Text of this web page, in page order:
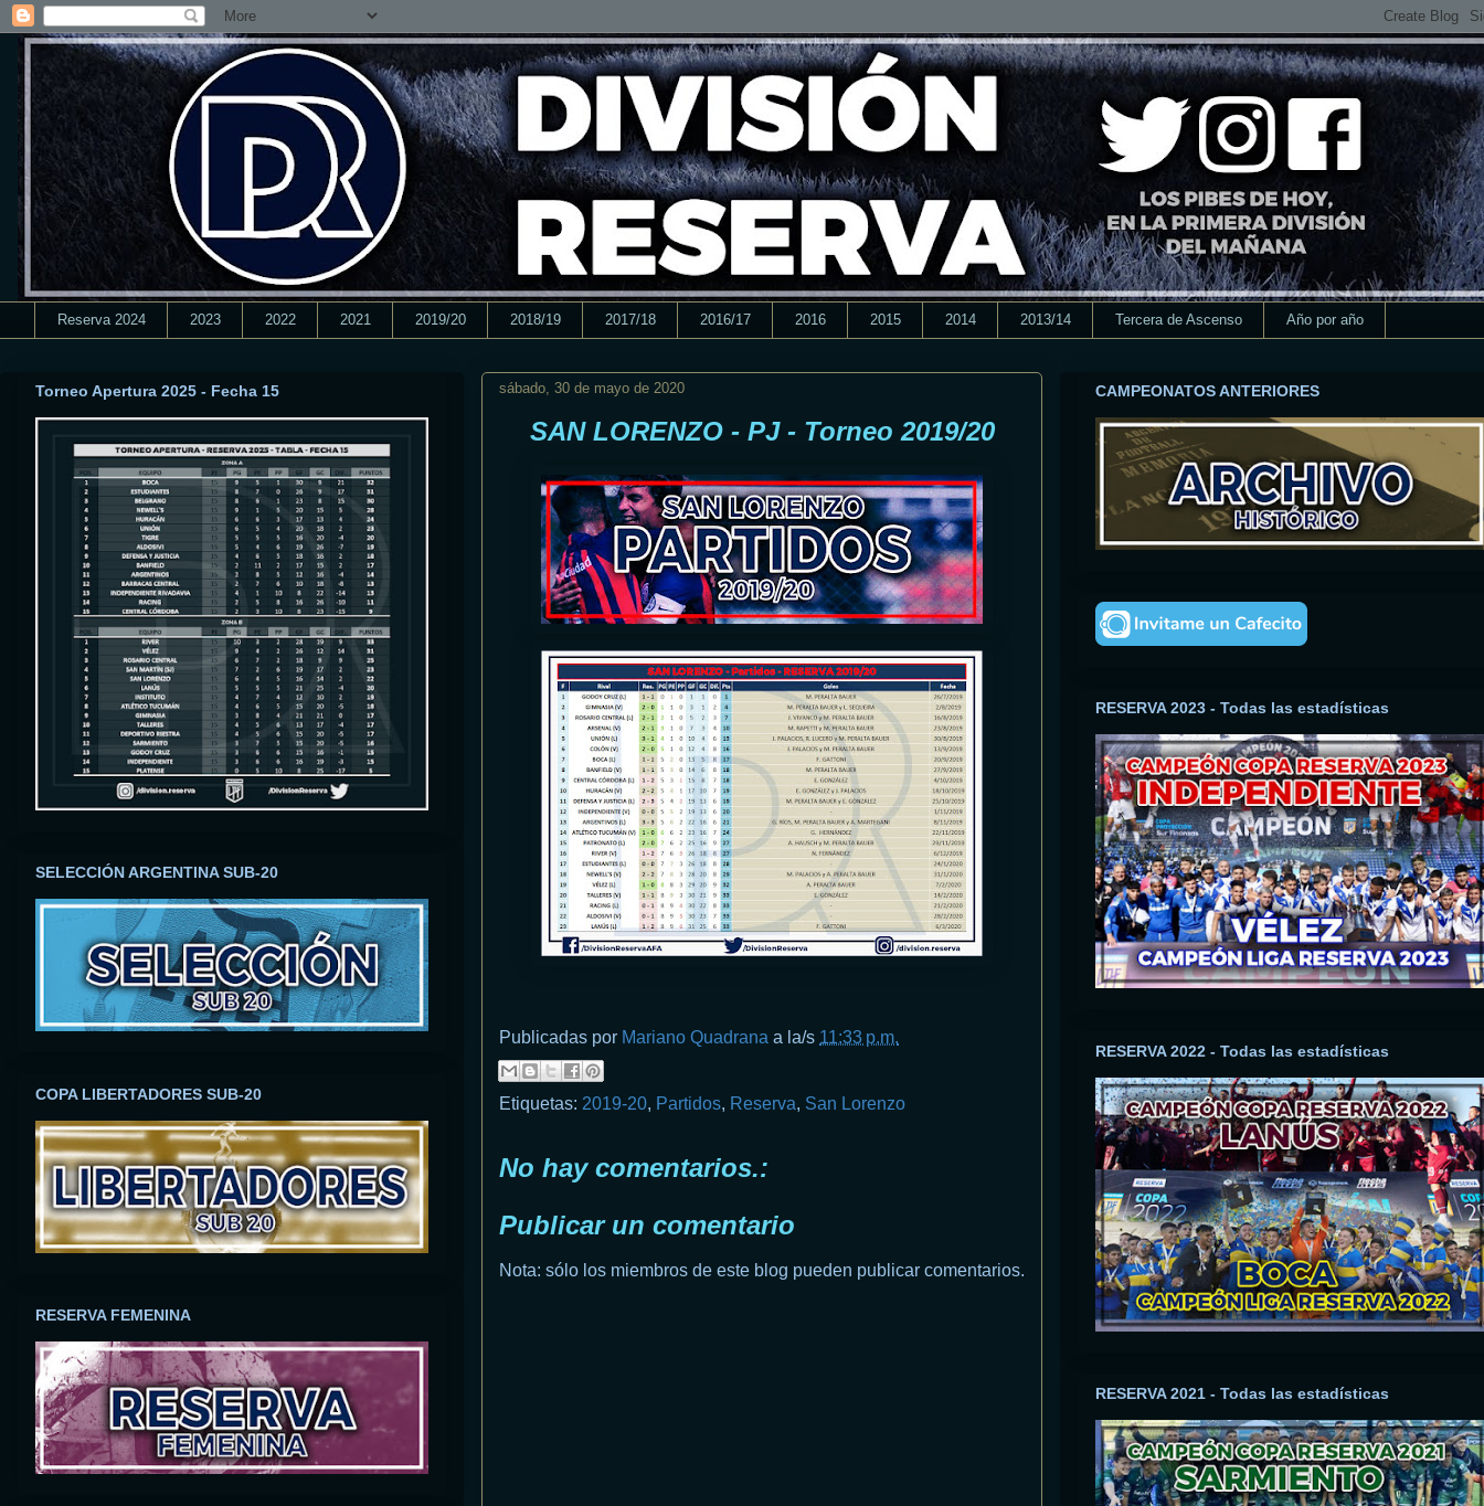
Reserva 2024 2023 2022 2021 2019/20 2018/19 2017/18 2016/17 2016 2015 2014 2013/14 Tercera de Ascenso Año por año
sábado, 30 de mayo de 2020
SAN LORENZO - PJ - Torneo 2019/20
Publicadas por Mariano Quadrana a la/s 11:33 p.m.
Etiquetas: 2019-20, Partidos, Reserva, San Lorenzo
No hay comentarios.:
Publicar un comentario
Nota: sólo los miembros de este blog pueden publicar comentarios.
Torneo Apertura 2025 - Fecha 15
SELECCIÓN ARGENTINA SUB-20
COPA LIBERTADORES SUB-20
RESERVA FEMENINA
CAMPEONATOS ANTERIORES
RESERVA 2023 - Todas las estadísticas
RESERVA 2022 - Todas las estadísticas
RESERVA 2021 - Todas las estadísticas